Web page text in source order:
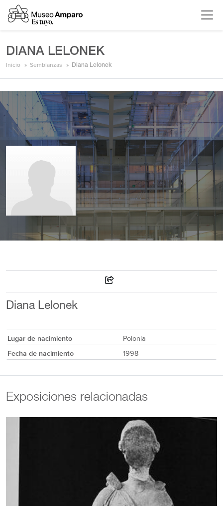
DIANA LELONEK
Inicio Semblanzas Diana Lelonek
Diana Lelonek
Lugar de nacimiento
Polonia
Fecha de nacimiento
1998
Exposiciones relacionadas